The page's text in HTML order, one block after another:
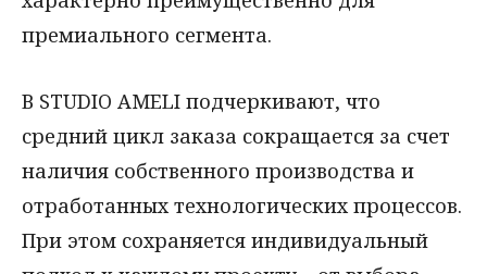
премиального сегмента.
В STUDIO AMELI подчеркивают, что
средний цикл заказа сокращается за счет
наличия собственного производства и
отработанных технологических процессов.
При этом сохраняется индивидуальный